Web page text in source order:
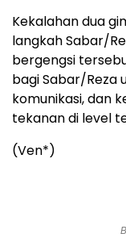
Kekalahan dua
langkah Sabar/
bergengsi
bagi Sabar/Reza
komunikasi, dan
tekanan di level
(Ven*)